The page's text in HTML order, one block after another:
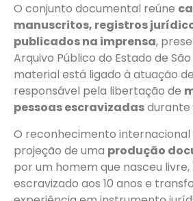
O conjunto documental reúne
manuscritos, registros
publicados na imprensa,
Arquivo Público do Estado de
material está ligado à atuação
responsável pela libertação de
pessoas escravizadasdurante
O reconhecimento internacional
projeção de uma produção
por um homem que nasceu
escravizado aos 10 anos e